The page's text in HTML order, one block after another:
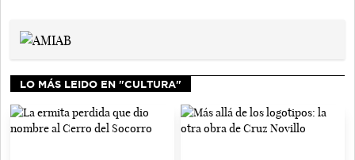
LO MÁS LEIDO EN "CULTURA"